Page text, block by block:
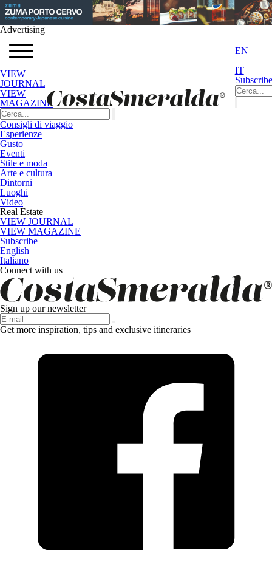
Advertising
VIEW
JOURNAL
VIEW
MAGAZINE
EN
|
IT
Subscribe
Consigli di viaggio
Esperienze
Gusto
Eventi
Stile e moda
Arte e cultura
Dintorni
Luoghi
Video
Real Estate
VIEW JOURNAL
VIEW MAGAZINE
Subscribe
English
Italiano
Connect with us
Sign up our newsletter
Get more inspiration, tips and exclusive itineraries